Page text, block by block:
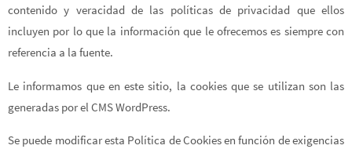
contenido y veracidad de las políticas de privacidad que ellos
incluyen por lo que la información que le ofrecemos es siempre con
referencia a la fuente.
Le informamos que en este sitio, la cookies que se utilizan son las
generadas por el CMS WordPress.
Se puede modificar esta Política de Cookies en función de exigencias